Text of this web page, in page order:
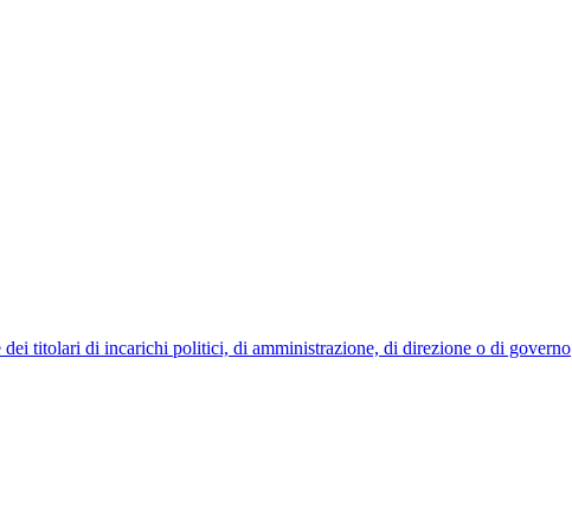
dei titolari di incarichi politici, di amministrazione, di direzione o di governo